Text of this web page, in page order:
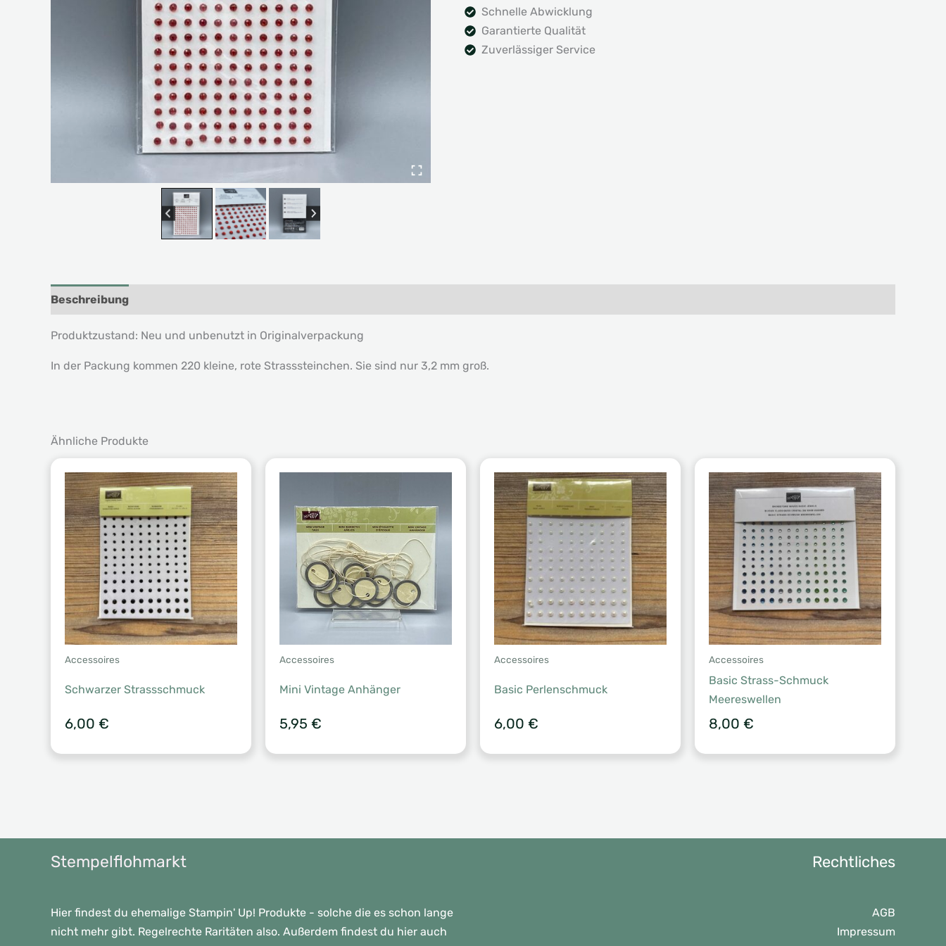
Schnelle Abwicklung
Garantierte Qualität
Zuverlässiger Service
Beschreibung
Produktzustand: Neu und unbenutzt in Originalverpackung
In der Packung kommen 220 kleine, rote Strasssteinchen. Sie sind nur 3,2 mm groß.
Ähnliche Produkte
Accessoires
Schwarzer Strassschmuck
6,00 €
Accessoires
Mini Vintage Anhänger
5,95 €
Accessoires
Basic Perlenschmuck
6,00 €
Accessoires
Basic Strass-Schmuck
Meereswellen
8,00 €
Stempelflohmarkt
Hier findest du ehemalige Stampin' Up! Produkte - solche die es schon lange
nicht mehr gibt. Regelrechte Raritäten also. Außerdem findest du hier auch
Rechtliches
AGB
Impressum